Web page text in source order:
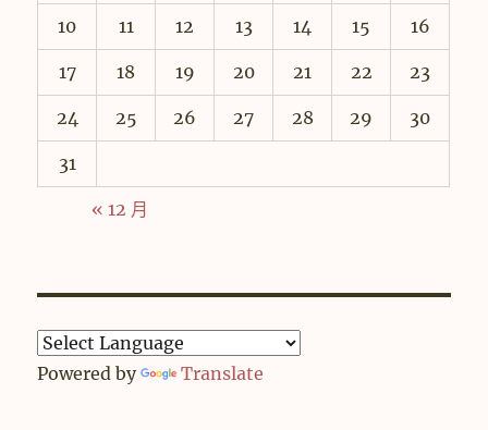
10 11 12 13 14 15 16
17 18 19 20 21 22 23
24 25 26 27 28 29 30
31
« 12 月
Powered by Translate